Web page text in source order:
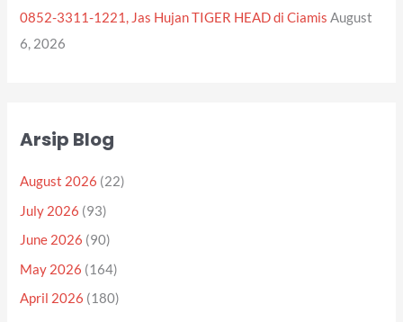
0852-3311-1221, Jas Hujan TIGER HEAD di Ciamis August
6, 2026
Arsip Blog
August 2026 (22)
July 2026 (93)
June 2026 (90)
May 2026 (164)
April 2026 (180)